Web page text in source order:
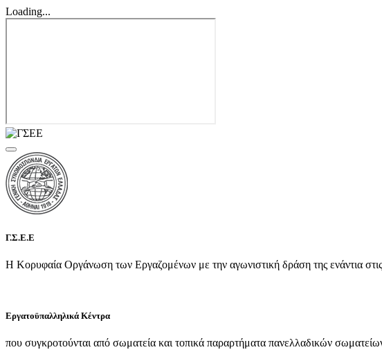
Loading...
Γ.Σ.Ε.Ε
Η Κορυφαία Οργάνωση των Εργαζομένων με την αγωνιστική δράση της ενάντια
Εργατοϋπαλληλικά Κέντρα
που συγκροτούνται από σωματεία και τοπικά παραρτήματα πανελλαδικών